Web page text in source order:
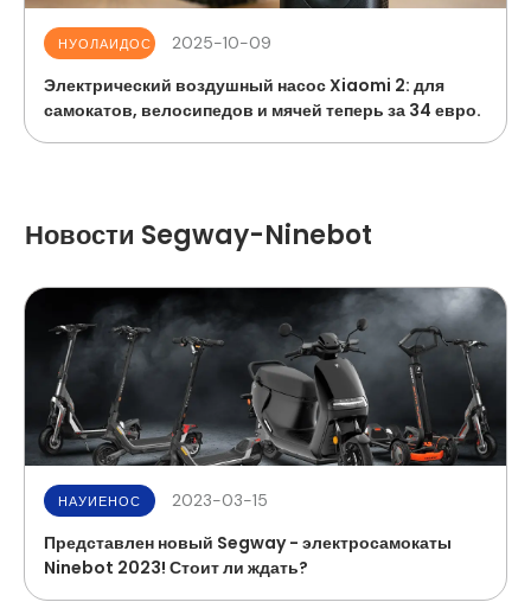
НУОЛАИДОС 2025-10-09
Электрический воздушный насос Xiaomi 2: для
самокатов, велосипедов и мячей теперь за 34 евро.
Новости Segway-Ninebot
НАУИЕНОС 2023-03-15
Представлен новый Segway - электросамокаты
Ninebot 2023! Стоит ли ждать?